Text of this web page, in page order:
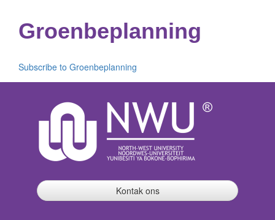
Groenbeplanning
Subscribe to Groenbeplanning
Kontak ons